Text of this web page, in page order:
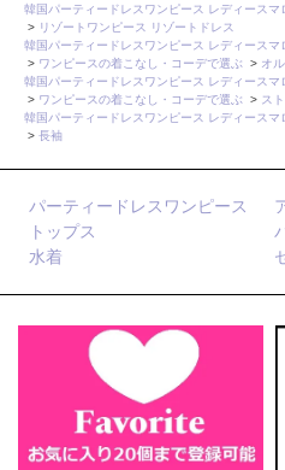
韓国パーティードレスワンピース レディースマ
> リゾートワンピース リゾートドレス
韓国パーティードレスワンピース レディースマ
> ワンピースの着こなし・コーデで選ぶ > オ
韓国パーティードレスワンピース レディースマ
> ワンピースの着こなし・コーデで選ぶ > ス
韓国パーティードレスワンピース レディースマ
> 長袖
パーティードレスワンピース
トップス
水着